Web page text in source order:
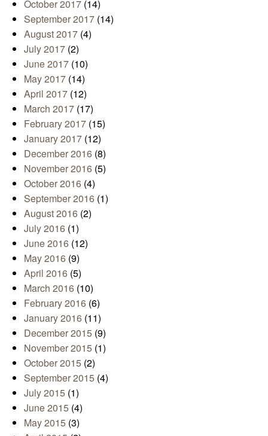
October 2017 (14)
September 2017 (14)
August 2017 (4)
July 2017 (2)
June 2017 (10)
May 2017 (14)
April 2017 (12)
March 2017 (17)
February 2017 (15)
January 2017 (12)
December 2016 (8)
November 2016 (5)
October 2016 (4)
September 2016 (1)
August 2016 (2)
July 2016 (1)
June 2016 (12)
May 2016 (9)
April 2016 (5)
March 2016 (10)
February 2016 (6)
January 2016 (11)
December 2015 (9)
November 2015 (1)
October 2015 (2)
September 2015 (4)
July 2015 (1)
June 2015 (4)
May 2015 (3)